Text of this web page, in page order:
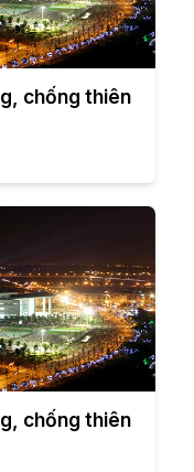
chống thiên
chống thiên